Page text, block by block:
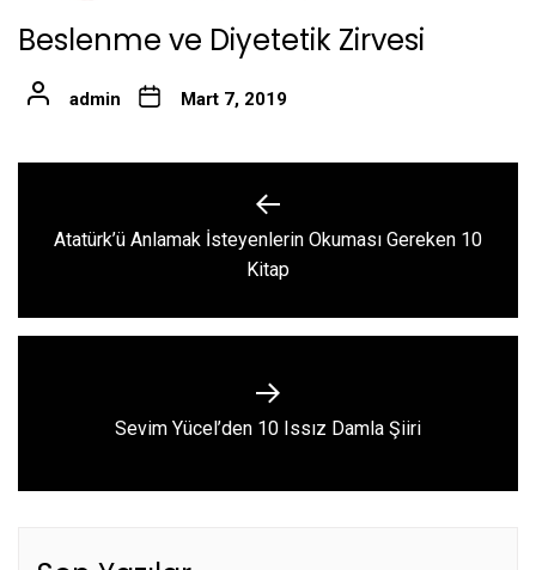
Beslenme ve Diyetetik Zirvesi
admin Mart 7, 2019
gezinmesi
Previous
post:
Atatürk’ü Anlamak İsteyenlerin Okuması Gereken 10
Kitap
Next
Sevim Yücel’den 10 Issız Damla Şiiri